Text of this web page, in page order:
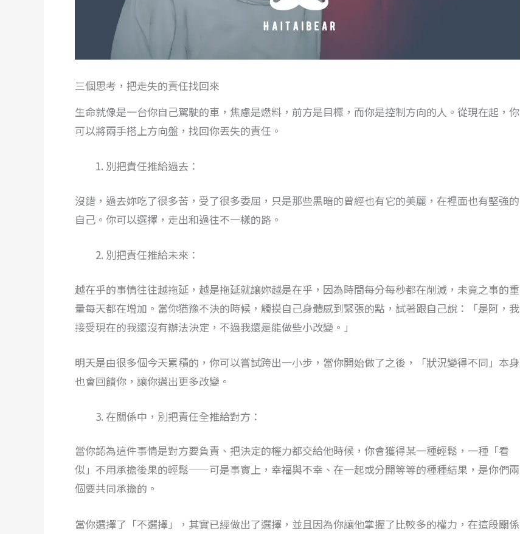
三個思考，把走失的責任找回來
生命就像是一台你自己駕駛的車，焦慮是燃料，前方是目標，而你是控制方向的人。從現在起，你
可以將兩手搭上方向盤，找回你丟失的責任。
別把責任推給過去：
沒錯，過去妳吃了很多苦，受了很多委屈，只是那些黑暗的曾經也有它的美麗，在裡面也有堅強的
自己。你可以選擇，走出和過往不一樣的路。
別把責任推給未來：
越在乎的事情往往越拖延，越是拖延就讓妳越是在乎，因為時間每分每秒都在削減，未竟之事的重
量每天都在增加。當你猶豫不決的時候，觸摸自己身體感到緊張的點，試著跟自己說：「是阿，我
接受現在的我還沒有辦法決定，不過我還是能做些小改變。」
明天是由很多個今天累積的，你可以嘗試跨出一小步，當你開始做了之後，「狀況變得不同」本身
也會回饋你，讓你邁出更多改變。
在關係中，別把責任全推給對方：
當你認為這件事情是對方要負責、把決定的權力都交給他時候，你會獲得某一種輕鬆，一種「看
似」不用承擔後果的輕鬆——可是事實上，幸福與不幸、在一起或分開等等的種種結果，是你們兩
個要共同承擔的。
當你選擇了「不選擇」，其實已經做出了選擇，並且因為你讓他掌握了比較多的權力，在這段關係